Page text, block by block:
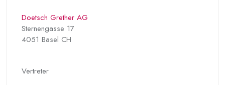
Doetsch Grether AG
Sternengasse 17
4051 Basel CH
Vertreter